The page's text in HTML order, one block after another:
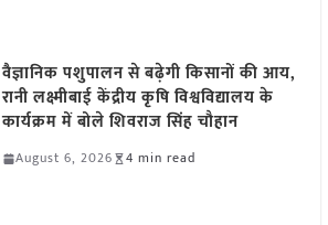
वैज्ञानिक पशुपालन से बढ़ेगी किसानों की आय,
रानी लक्ष्मीबाई केंद्रीय कृषि विश्वविद्यालय के
कार्यक्रम में बोले शिवराज सिंह चौहान
August 6, 2026 4 min read